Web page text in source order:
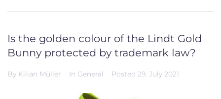
Is the golden colour of the Lindt Gold
Bunny protected by trademark law?
By Kilian Müller In General Posted 29. July 2021